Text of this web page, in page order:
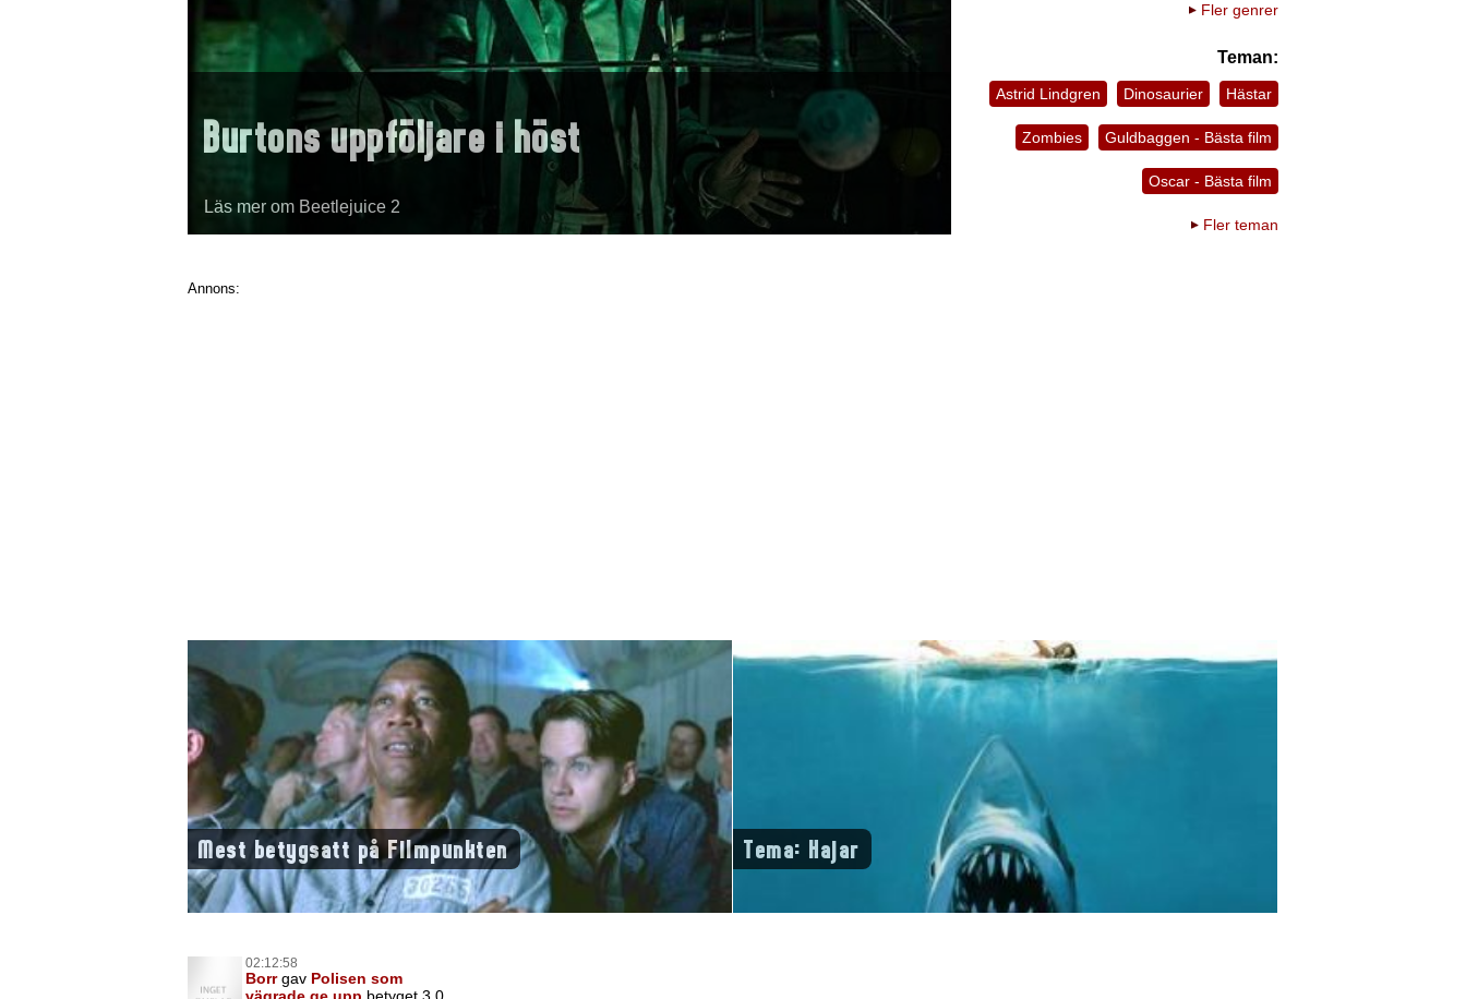
Burtons uppföljare i höst
Läs mer om Beetlejuice 2
Fler genrer
Teman:
Astrid Lindgren Dinosaurier Hästar
Zombies Guldbaggen - Bästa film
Oscar - Bästa film
Fler teman
Annons:
Mest betygsatt på Filmpunkten Tema: Hajar
02:12:58
Borrgav Polisen som
vägrade ge upp betyget 3,0